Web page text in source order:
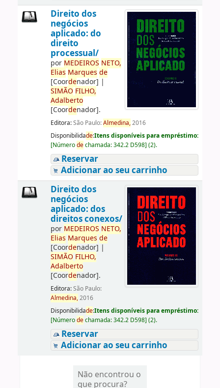
Direito dos
negócios
aplicado: do
direito
processual/
por MEDEIROS NETO,
Elias Marques de
[Coordenador] |
SIMÃO FILHO,
Adalberto
[Coordenador].
Editora:São Paulo:Almedina,2016
Disponibilidade:Itens disponíveis para empréstimo:
[Númerodechamada:342.2 D598] (2).
Reservar
Adicionar ao seu carrinho
Direito dos
negócios
aplicado: dos
direitos conexos/
por MEDEIROS NETO,
Elias Marques de
[Coordenador] |
SIMÃO FILHO,
Adalberto
[Coordenador].
Editora:São Paulo:
Almedina,2016
Disponibilidade:Itens disponíveis para empréstimo:
[Númerodechamada:342.2 D598] (2).
Reservar
Adicionar ao seu carrinho
Não encontrou o
que procura?